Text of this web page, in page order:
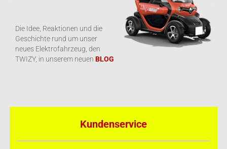
Die Idee, Reaktionen und die
Geschichte rund um unser
neues Elektrofahrzeug, den
TWIZY, in unserem neuen BLOG
Kundenservice